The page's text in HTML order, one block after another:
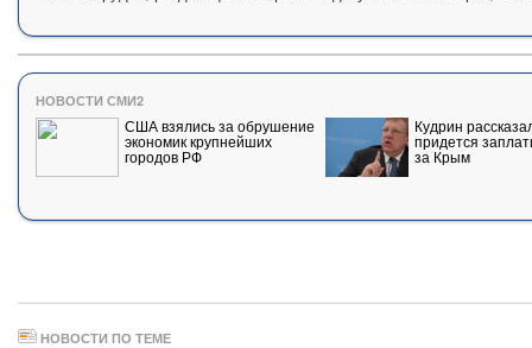
НОВОСТИ СМИ2
США взялись за обрушение
экономик крупнейших
городов РФ
Кудрин
придется
за Крым
НОВОСТИ ПО ТЕМЕ